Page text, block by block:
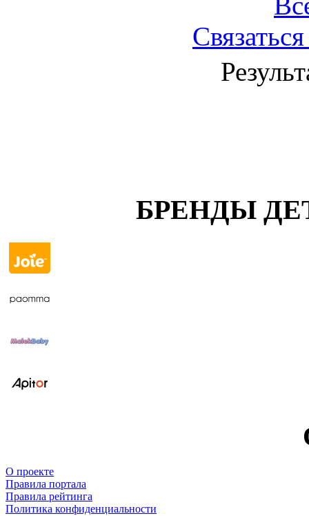
БРЕНДЫ
О проекте
Правила портала
Правила рейтинга
Политика конфиденциальности